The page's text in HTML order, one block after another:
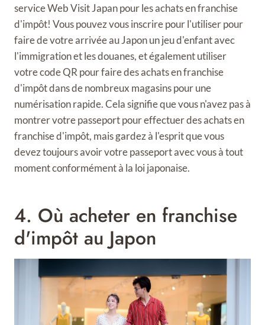
service Web Visit Japan pour les achats en franchise
d'impôt! Vous pouvez vous inscrire pour l'utiliser pour
faire de votre arrivée au Japon un jeu d'enfant avec
l'immigration et les douanes, et également utiliser
votre code QR pour faire des achats en franchise
d'impôt dans de nombreux magasins pour une
numérisation rapide. Cela signifie que vous n'avez pas à
montrer votre passeport pour effectuer des achats en
franchise d'impôt, mais gardez à l'esprit que vous
devez toujours avoir votre passeport avec vous à tout
moment conformément à la loi japonaise.
4. Où acheter en franchise
d'impôt au Japon